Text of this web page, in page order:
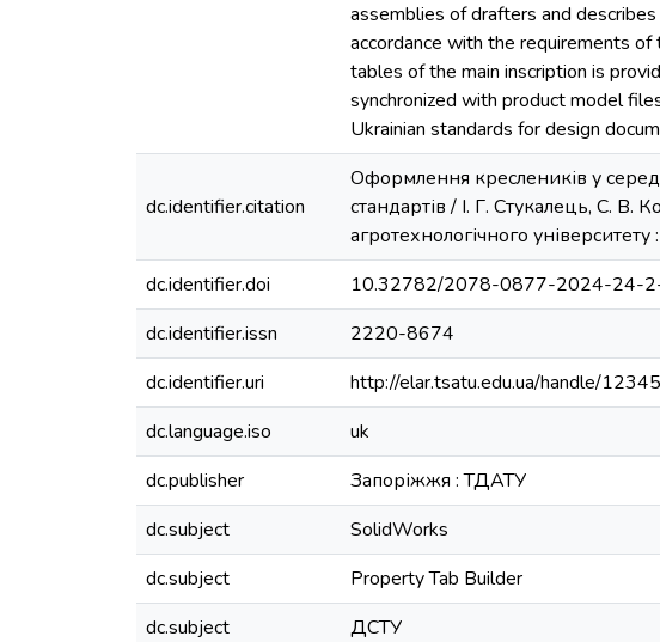
assemblies of drafters and
accordance with the requirements
tables of the main inscription is
synchronized with product model
Ukrainian standards for design
dc.identifier.citation
Оформлення креслеників у
стандартів / І. Г. Стукалець, С.
агротехнологічного
dc.identifier.doi 10.32782/2078-0877-2024-24-
dc.identifier.issn
2220-8674
dc.identifier.uri
http://elar.tsatu.edu.ua/handle/
dc.language.iso
uk
dc.publisher
Запоріжжя : ТДАТУ
dc.subject
SolidWorks
dc.subject
Property Tab Builder
dc.subject
ДСТУ